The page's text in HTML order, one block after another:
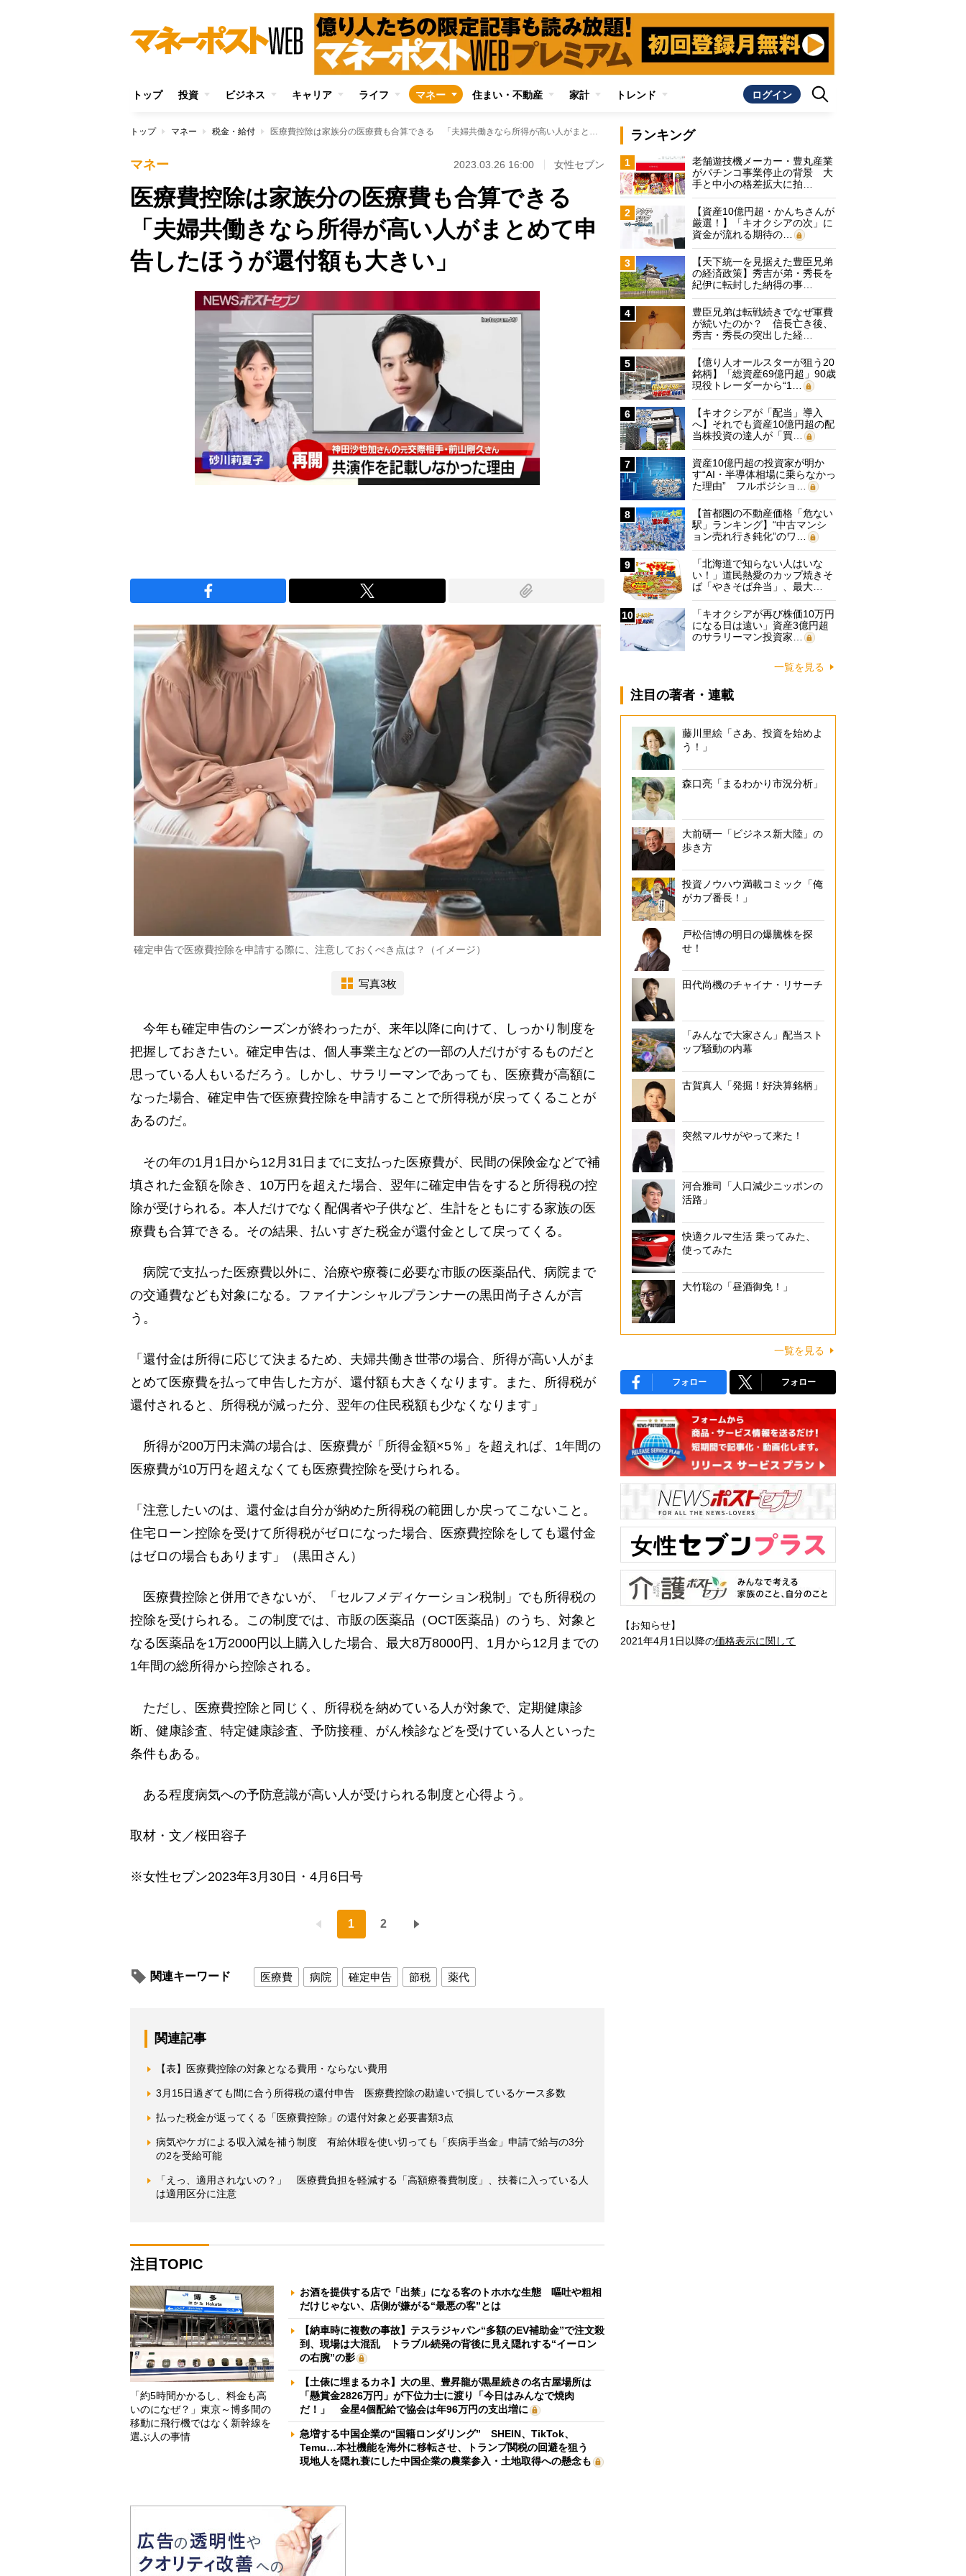
トップ 投資 ビジネス キャリア ライフ マネー 住まい・不動産 家計 トレンド ログイン
トップ マネー 税金・給付 医療費控除は家族分の医療費も合算できる 「夫婦共働きなら所得が高い人がまとめて申告したほうが還付額も大きい」
マネー 2023.03.26 16:00 女性セブン
医療費控除は家族分の医療費も合算できる
「夫婦共働きなら所得が高い人がまとめて申
告したほうが還付額も大きい」
確定申告で医療費控除を申請する際に、注意しておくべき点は？（イメージ）
写真3枚
今年も確定申告のシーズンが終わったが、来年以降に向けて、しっかり制度を
把握しておきたい。確定申告は、個人事業主などの一部の人だけがするものだと
思っている人もいるだろう。しかし、サラリーマンであっても、医療費が高額に
なった場合、確定申告で医療費控除を申請することで所得税が戻ってくることが
あるのだ。
その年の1月1日から12月31日までに支払った医療費が、民間の保険金などで補
填された金額を除き、10万円を超えた場合、翌年に確定申告をすると所得税の控
除が受けられる。本人だけでなく配偶者や子供など、生計をともにする家族の医
療費も合算できる。その結果、払いすぎた税金が還付金として戻ってくる。
病院で支払った医療費以外に、治療や療養に必要な市販の医薬品代、病院まで
の交通費なども対象になる。ファイナンシャルプランナーの黒田尚子さんが言
う。
「還付金は所得に応じて決まるため、夫婦共働き世帯の場合、所得が高い人がま
とめて医療費を払って申告した方が、還付額も大きくなります。また、所得税が
還付されると、所得税が減った分、翌年の住民税額も少なくなります」
所得が200万円未満の場合は、医療費が「所得金額×5％」を超えれば、1年間の
医療費が10万円を超えなくても医療費控除を受けられる。
「注意したいのは、還付金は自分が納めた所得税の範囲しか戻ってこないこと。
住宅ローン控除を受けて所得税がゼロになった場合、医療費控除をしても還付金
はゼロの場合もあります」（黒田さん）
医療費控除と併用できないが、「セルフメディケーション税制」でも所得税の
控除を受けられる。この制度では、市販の医薬品（OCT医薬品）のうち、対象と
なる医薬品を1万2000円以上購入した場合、最大8万8000円、1月から12月までの
1年間の総所得から控除される。
ただし、医療費控除と同じく、所得税を納めている人が対象で、定期健康診
断、健康診査、特定健康診査、予防接種、がん検診などを受けている人といった
条件もある。
ある程度病気への予防意識が高い人が受けられる制度と心得よう。
取材・文／桜田容子
※女性セブン2023年3月30日・4月6日号
1 2
関連キーワード 医療費 病院 確定申告 節税 薬代
関連記事
【表】医療費控除の対象となる費用・ならない費用
3月15日過ぎても間に合う所得税の還付申告 医療費控除の勘違いで損しているケース多数
払った税金が返ってくる「医療費控除」の還付対象と必要書類3点
病気やケガによる収入減を補う制度 有給休暇を使い切っても「疾病手当金」申請で給与の3分
の2を受給可能
「えっ、適用されないの？」 医療費負担を軽減する「高額療養費制度」、扶養に入っている人
は適用区分に注意
注目TOPIC
「約5時間かかるし、料金も高
いのになぜ？」東京～博多間の
移動に飛行機ではなく新幹線を
選ぶ人の事情
お酒を提供する店で「出禁」になる客のトホホな生態 嘔吐や粗相
だけじゃない、店側が嫌がる“最悪の客”とは
【納車時に複数の事故】テスラジャパン“多額のEV補助金”で注文殺
到、現場は大混乱 トラブル続発の背後に見え隠れする“イーロン
の右腕”の影
【土俵に埋まるカネ】大の里、豊昇龍が黒星続きの名古屋場所は
「懸賞金2826万円」が下位力士に渡り「今日はみんなで焼肉
だ！」 金星4個配給で協会は年96万円の支出増に
急増する中国企業の“国籍ロンダリング” SHEIN、TikTok、
Temu…本社機能を海外に移転させ、トランプ関税の回避を狙う
現地人を隠れ蓑にした中国企業の農業参入・土地取得への懸念も
ランキング
1
老舗遊技機メーカー・豊丸産業
がパチンコ事業停止の背景 大
手と中小の格差拡大に拍…
2
【資産10億円超・かんちさんが
厳選！】「キオクシアの次」に
資金が流れる期待の…
3
【天下統一を見据えた豊臣兄弟
の経済政策】秀吉が弟・秀長を
紀伊に転封した納得の事…
4
豊臣兄弟は転戦続きでなぜ軍費
が続いたのか？ 信長亡き後、
秀吉・秀長の突出した経…
5
【億り人オールスターが狙う20
銘柄】「総資産69億円超」90歳
現役トレーダーから“1…
6
【キオクシアが「配当」導入
へ】それでも資産10億円超の配
当株投資の達人が「買…
7
資産10億円超の投資家が明か
す“AI・半導体相場に乗らなかっ
た理由” フルポジショ…
8
【首都圏の不動産価格「危ない
駅」ランキング】“中古マンシ
ョン売れ行き鈍化”のワ…
9
「北海道で知らない人はいな
い！」道民熱愛のカップ焼きそ
ば「やきそば弁当」、最大…
10
「キオクシアが再び株価10万円
になる日は遠い」資産3億円超
のサラリーマン投資家…
一覧を見る
注目の著者・連載
藤川里絵「さあ、投資を始めよ
う！」
森口亮「まるわかり市況分析」
大前研一「ビジネス新大陸」の
歩き方
投資ノウハウ満載コミック「俺
がカブ番長！」
戸松信博の明日の爆騰株を探
せ！
田代尚機のチャイナ・リサーチ
「みんなで大家さん」配当スト
ップ騒動の内幕
古賀真人「発掘！好決算銘柄」
突然マルサがやって来た！
河合雅司「人口減少ニッポンの
活路」
快適クルマ生活 乗ってみた、
使ってみた
大竹聡の「昼酒御免！」
一覧を見る
フォロー フォロー
【お知らせ】
2021年4月1日以降の価格表示に関して